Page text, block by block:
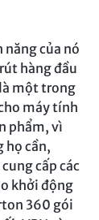
của nó
hàng đầu
một trong
máy tính
phẩm, vì
họ cần,
cấp các
khởi động
360 gói